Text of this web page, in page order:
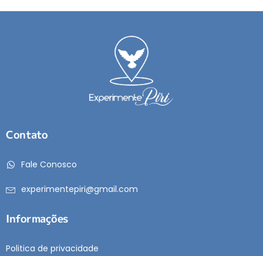
Contato
Fale Conosco
experimentepiri@gmail.com
Informações
Politica de privacidade